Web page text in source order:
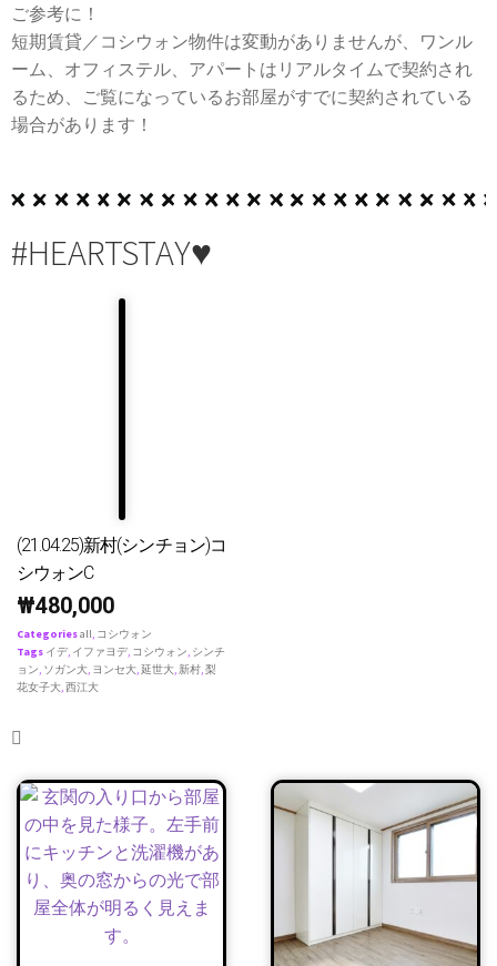
ご参考に！
短期賃貸／コシウォン物件は変動がありませんが、ワンル
ーム、オフィステル、アパートはリアルタイムで契約され
るため、ご覧になっているお部屋がすでに契約されている
場合があります！
#HEARTSTAY♥
(21.04.25)新村(シンチョン)コ
シウォンC
₩480,000
Categoriesall, コシウォン
Tags イデ, イファヨデ, コシウォン, シンチ
ョン, ソガン大, ヨンセ大,延世大,新村,梨
花女子大,西江大